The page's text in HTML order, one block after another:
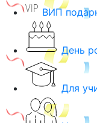
ВИП
День
Для